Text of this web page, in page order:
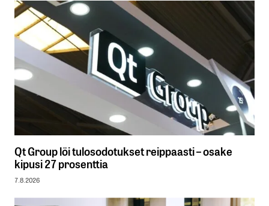
Qt Group löi tulosodotukset reippaasti – osake
kipusi 27 prosenttia
7.8.2026